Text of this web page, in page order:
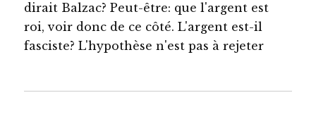
dirait Balzac? Peut-être: que l'argent est
roi, voir donc de ce côté. L'argent est-il
fasciste? L'hypothèse n'est pas à rejeter